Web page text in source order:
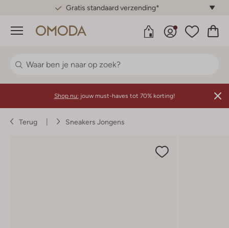
Gratis standaard verzending*
Menu
Shop nu: jouw must-haves tot 70% korting!
Terug Sneakers Jongens